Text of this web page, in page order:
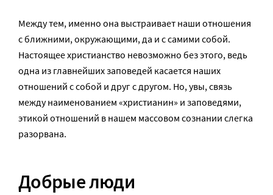
Между тем, именно она выстраивает наши отношения
с ближними, окружающими, да и с самими собой.
Настоящее христианство невозможно без этого, ведь
одна из главнейших заповедей касается наших
отношений с собой и друг с другом. Но, увы, связь
между наименованием «христианин» и заповедями,
этикой отношений в нашем массовом сознании слегка
разорвана.
Добрые люди